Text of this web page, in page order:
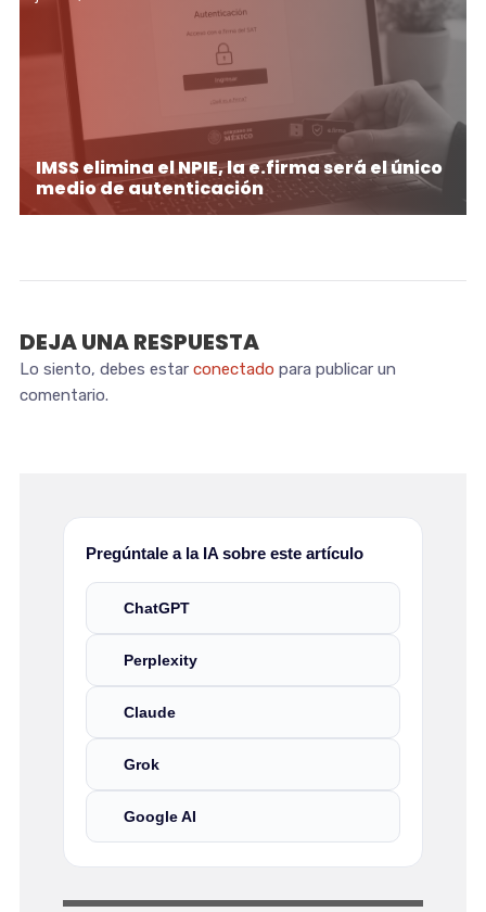
IMSS elimina el NPIE, la e.firma será el único
medio de autenticación
DEJA UNA RESPUESTA
Lo siento, debes estar conectado para publicar un
comentario.
Pregúntale a la IA sobre este artículo
ChatGPT
Perplexity
Claude
Grok
Google AI